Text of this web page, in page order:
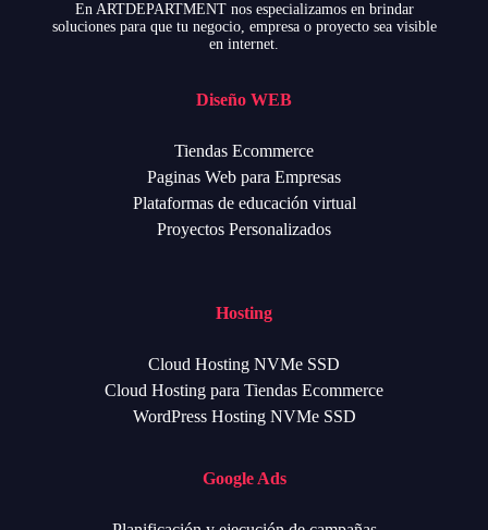
En ARTDEPARTMENT nos especializamos en brindar
soluciones para que tu negocio, empresa o proyecto sea visible
en internet.
Diseño WEB
Tiendas Ecommerce
Paginas Web para Empresas
Plataformas de educación virtual
Proyectos Personalizados
Hosting
Cloud Hosting NVMe SSD
Cloud Hosting para Tiendas Ecommerce
WordPress Hosting NVMe SSD
Google Ads